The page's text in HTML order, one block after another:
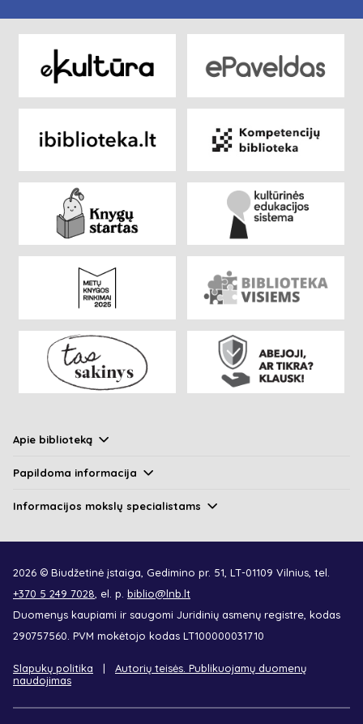
Apie biblioteką
Papildoma informacija
Informacijos mokslų specialistams
2026 © Biudžetinė įstaiga, Gedimino pr. 51, LT-01109 Vilnius, tel.
+370 5 249 7028, el. p. biblio@lnb.lt
Duomenys kaupiami ir saugomi Juridinių asmenų registre, kodas
290757560. PVM mokėtojo kodas LT100000031710
Slapukų politika
Autorių teisės. Publikuojamų duomenų
naudojimas